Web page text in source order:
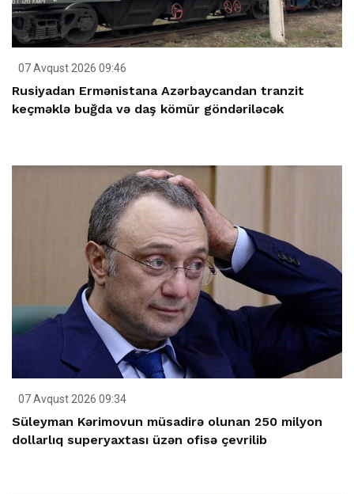
07 Avqust 2026 09:46
Rusiyadan Ermənistana Azərbaycandan tranzit
keçməklə buğda və daş kömür göndəriləcək
07 Avqust 2026 09:34
Süleyman Kərimovun müsadirə olunan 250 milyon
dollarlıq superyaxtası üzən ofisə çevrilib